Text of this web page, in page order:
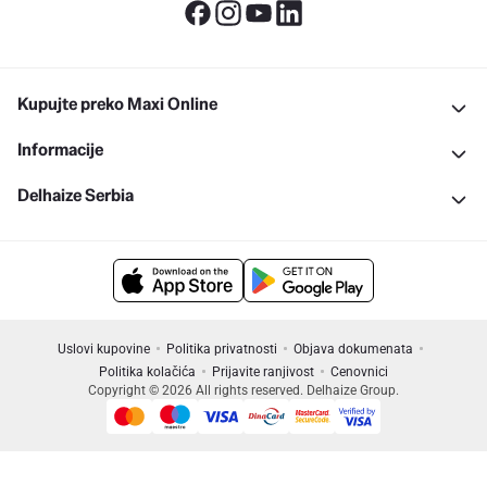
Kupujte preko Maxi Online
Informacije
Delhaize Serbia
Uslovi kupovine Politika privatnosti
Objava dokumenata
Politika kolačića
Prijavite ranjivost
Cenovnici
Copyright © 2026 All rights reserved. Delhaize Group.